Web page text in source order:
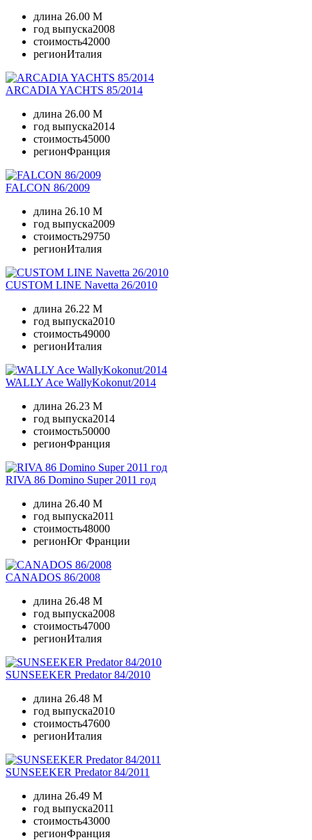
длина 26.00 M
год выпуска2008
стоимость42000
регионИталия
ARCADIA YACHTS 85/2014
длина 26.00 M
год выпуска2014
стоимость45000
регионФранция
FALCON 86/2009
длина 26.10 M
год выпуска2009
стоимость29750
регионИталия
CUSTOM LINE Navetta 26/2010
длина 26.22 M
год выпуска2010
стоимость49000
регионИталия
WALLY Ace WallyKokonut/2014
длина 26.23 M
год выпуска2014
стоимость50000
регионФранция
RIVA 86 Domino Super 2011 год
длина 26.40 M
год выпуска2011
стоимость48000
регионЮг Франции
CANADOS 86/2008
длина 26.48 M
год выпуска2008
стоимость47000
регионИталия
SUNSEEKER Predator 84/2010
длина 26.48 M
год выпуска2010
стоимость47600
регионИталия
SUNSEEKER Predator 84/2011
длина 26.49 M
год выпуска2011
стоимость43000
регионФранция